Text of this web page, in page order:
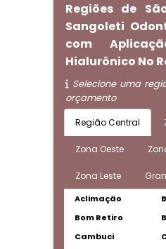
Regiões de
Sangoleti
com
Hialurônico No
Selecione uma
orçamento
Região Central
Zona Oeste
Zona Leste
Aclimação
Bom Retiro
Cambuci